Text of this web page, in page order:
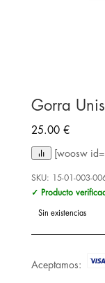
Gorra
25.00 €
[woosw
SKU: 15-01-003-
✓ Producto
Sin existencias
Aceptamos: